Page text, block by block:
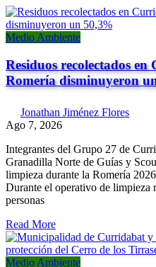
Medio Ambiente
Residuos recolectados
Romería disminuyeron
Jonathan Jiménez Flores
Ago 7, 2026
Integrantes del Grupo 27 de
Granadilla Norte de Guías y
limpieza durante la Romería
Durante el operativo de limpieza
personas
Read More
Medio Ambiente